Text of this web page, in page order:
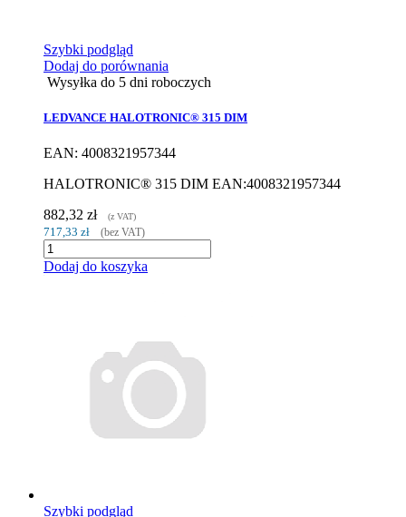
Szybki podgląd
Dodaj do porównania
Wysyłka do 5 dni roboczych
LEDVANCE HALOTRONIC® 315 DIM
EAN: 4008321957344
HALOTRONIC® 315 DIM EAN:4008321957344
882,32 zł
(z VAT)
717,33 zł (bez VAT)
Dodaj do koszyka
Szybki podgląd